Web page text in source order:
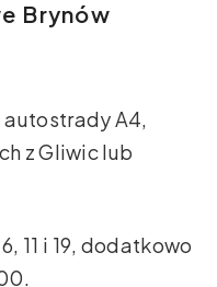
Brynów
autostrady A4,
z Gliwic lub
11 i 19, dodatkowo